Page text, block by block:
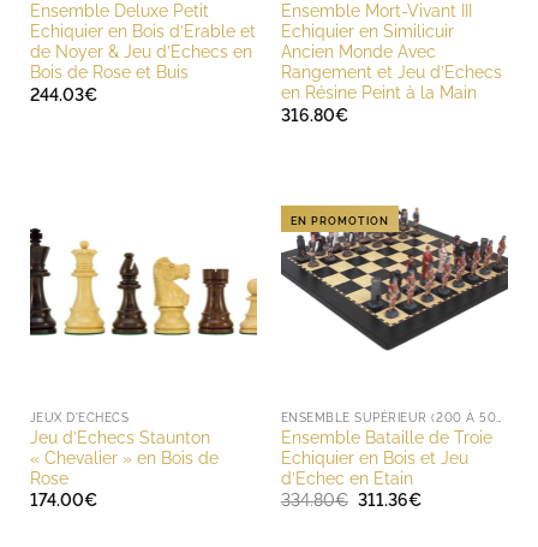
Ensemble Deluxe Petit
Echiquier en Bois d’Erable et
de Noyer & Jeu d’Echecs en
Bois de Rose et Buis
244.03€
Ensemble Mort-Vivant III
Echiquier en Similicuir
Ancien Monde Avec
Rangement et Jeu d’Echecs
en Résine Peint à la Main
316.80€
JEUX D'ECHECS
Jeu d’Echecs Staunton
« Chevalier » en Bois de
Rose
174.00€
EN PROMOTION
Ensemble Bataille de Troie
Echiquier en Bois et Jeu
d’Echec en Etain
334.80€ Le
311.36€Le